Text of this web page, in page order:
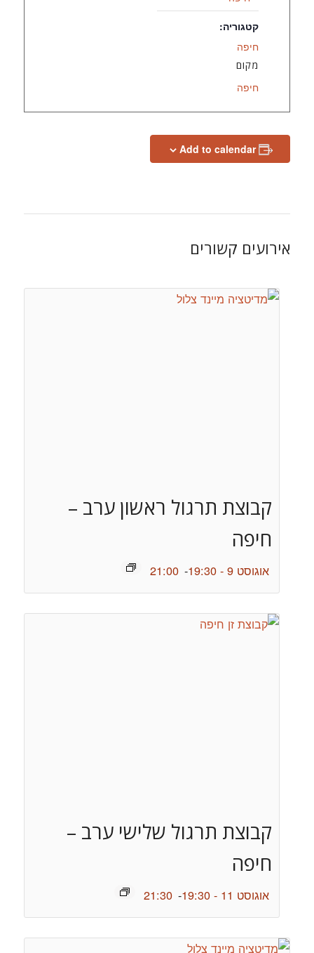
קטגוריה:
חיפה
מקום
חיפה
Add to calendar
אירועים קשורים
קבוצת תרגול ראשון ערב –
חיפה
אוגוסט 9 - 19:30 -
21:00
קבוצת תרגול שלישי ערב –
חיפה
אוגוסט 11 - 19:30 -
21:30